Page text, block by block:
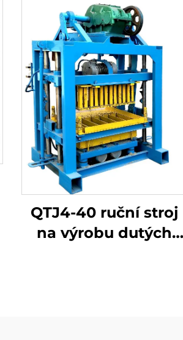
QTJ4-40 ruční stroj
na výrobu dutých